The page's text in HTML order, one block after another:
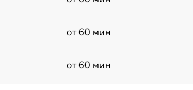
от 60 мин
от 60 мин